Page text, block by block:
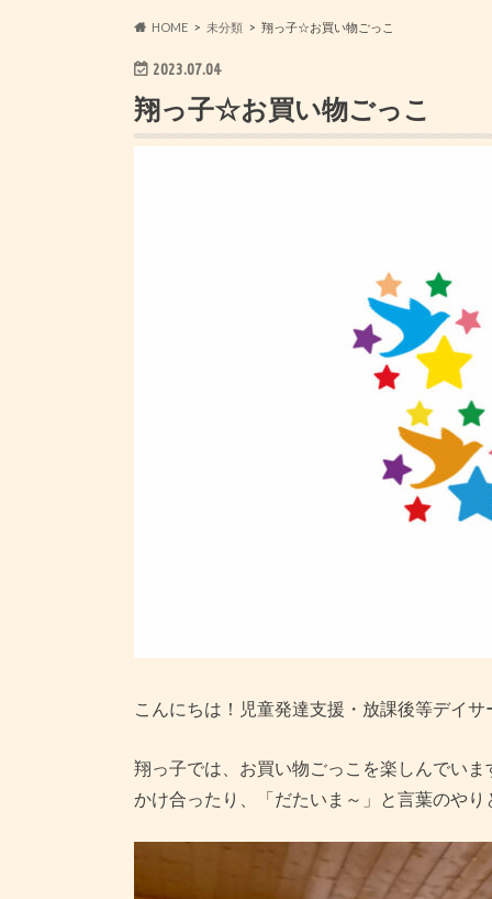
HOME 未分類 翔っ子☆お買い物ごっこ
2023.07.04
翔っ子☆お買い物ごっこ
こんにちは！児童発達支援・放課後等デイ
翔っ子では、お買い物ごっこを楽しんでい
かけ合ったり、「だたいま～」と言葉のや